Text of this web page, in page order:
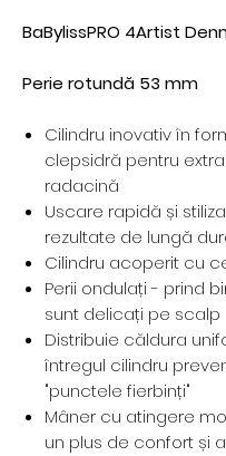
BaBylissPRO 4Artist
Perie rotundă 53 mm
Cilindru inovativ în
clepsidră pentru
radacină
Uscare rapidă și
rezultate de lungă
Cilindru acoperit cu
Perii ondulați - prind
sunt delicați pe scalp
Distribuie căldura
întregul cilindru
"punctele fierbinți"
Mâner cu atingere
un plus de confort și